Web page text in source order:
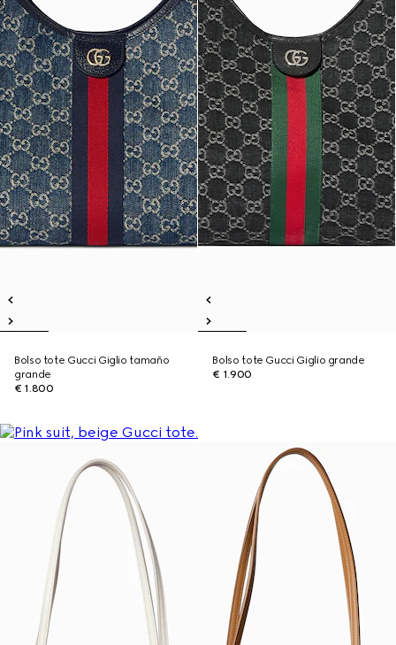
Bolso tote Gucci Giglio tamaño
grande
€ 1.800
Bolso tote Gucci Giglio grande
€ 1.900